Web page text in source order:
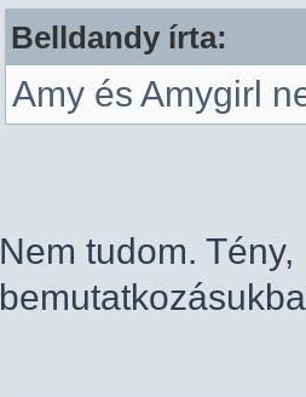
Belldandy írta:
Amy és Amygirl
Nem tudom.